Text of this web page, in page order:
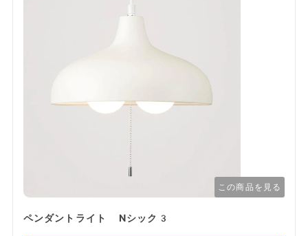
この商品を見る
ペンダントライト Nシック3